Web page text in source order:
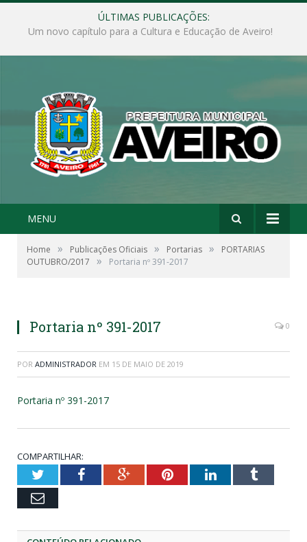
ÚLTIMAS PUBLICAÇÕES:
Governo Municipal busca implantar asfalto em Fordlândia!
MENU
Home » Publicações Oficiais » Portarias »
PORTARIAS
OUTUBRO/2017
» Portaria nº 391-2017
Portaria nº 391-2017 0
POR ADMINISTRADOR EM 15 DE MAIO DE 2019
Portaria nº 391-2017
COMPARTILHAR:
TwitterFacebookGoogle+PinterestLinkedInTumblr
Email